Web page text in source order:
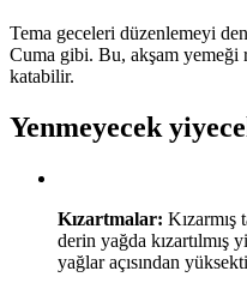
Tema geceleri düzenlemeyi
Cuma gibi. Bu, akşam
katabilir.
Yenmeyecek
Kızartmalar: Kızarmış
derin yağda kızartılmış
yağlar açısından